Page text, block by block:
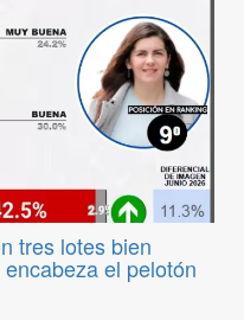
tres lotes bien
el pelotón